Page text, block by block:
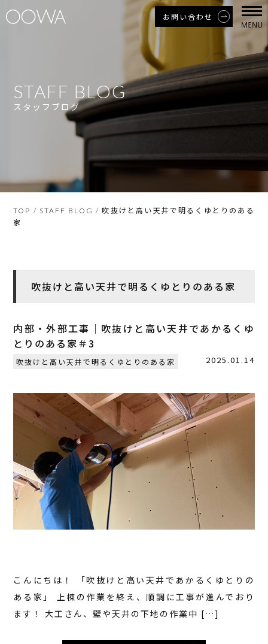
お問い合わせ
STAFF BLOG
スタッフブログ
TOP / STAFF BLOG /吹抜けと高い天井で明るくゆとりのある
家
吹抜けと高い天井で明るくゆとりのある家
内部・外部工事｜吹抜けと高い天井であかるくゆ
とりのある家＃3
吹抜けと高い天井で明るくゆとりのある家 2025.01.14
こんにちは！ 「吹抜けと高い天井であかるくゆとりの
ある家」 上棟の作業を終え、順調に工事が進んでおり
ます！ 大工さん、壁や天井の下地の作業中 […]